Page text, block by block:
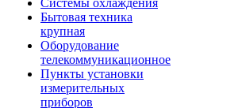
Системы охлаждения
Бытовая техника
крупная
Оборудование
телекоммуникационное
Пункты установки
измерительных
приборов